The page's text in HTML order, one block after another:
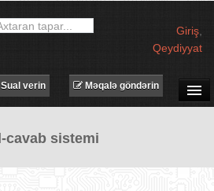
Giriş
Qeydiyyat
TECHNET TV
MƏQALƏLƏR
Məqalə göndərin
Sual verin
cavab sistemi